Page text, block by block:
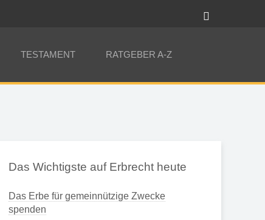
TESTAMENT RATGEBER A-Z
Das Wichtigste auf Erbrecht heute
Das Erbe für gemeinnützige Zwecke
spenden